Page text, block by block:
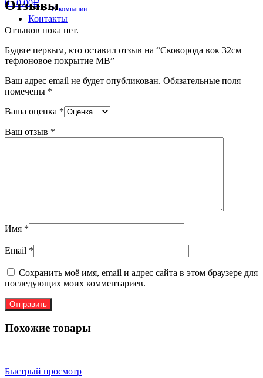
0/ 0.00Р
О компании
Контакты
Отзывы
Отзывов пока нет.
Будьте первым, кто оставил отзыв на “Сковорода вок 32см
тефлоновое покрытие МВ”
Ваш адрес email не будет опубликован. Обязательные поля
помечены *
Ваша оценка *
Ваш отзыв *
Имя *
Email *
Сохранить моё имя, email и адрес сайта в этом браузере для
последующих моих комментариев.
Похожие товары
Быстрый просмотр